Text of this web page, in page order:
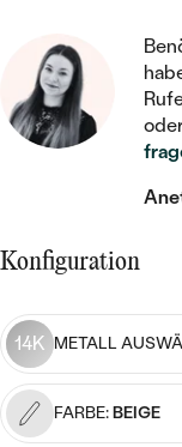
NACH PREIS
GÜNSTIG
LUXURIÖSE
FARBIGE
NACH EDELSTEIN
MIT
MIT
MIT
MIT
NACH MATERIAL
SILBER
PLATIN
NACH STEIN
NACH STEIN
MIT
MIT
LUXURIÖSE
MIT TIEREN
NACH EDELSTEIN
MIT DIAMANT
MIT
NACH PREIS
NACH EDELSTEIN
MIT
MIT
NACH PREIS
PREISWERTE
Konfiguration
14K METALL
FARBE:BEIGE